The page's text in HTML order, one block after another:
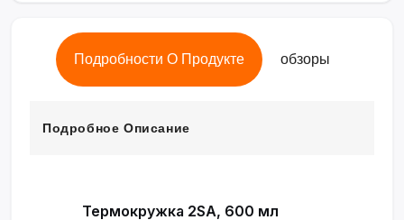
Подробности О Продукте обзоры
Подробное Описание
Термокружка 2SA, 600 мл